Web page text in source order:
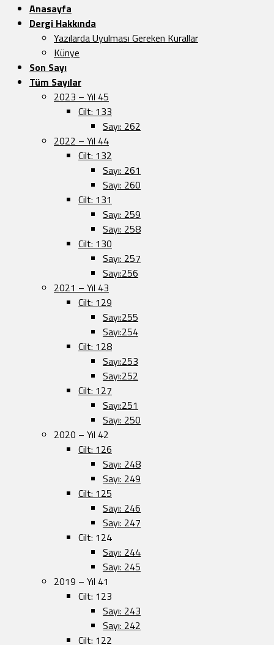
Anasayfa
Dergi Hakkında
Yazılarda Uyulması Gereken Kurallar
Künye
Son Sayı
Tüm Sayılar
2023 – Yıl 45
Cilt: 133
Sayı: 262
2022 – Yıl 44
Cilt: 132
Sayı: 261
Sayı: 260
Cilt: 131
Sayı: 259
Sayı: 258
Cilt: 130
Sayı: 257
Sayı:256
2021 – Yıl 43
Cilt: 129
Sayı:255
Sayı:254
Cilt: 128
Sayı:253
Sayı:252
Cilt: 127
Sayı:251
Sayı: 250
2020 – Yıl 42
Cilt: 126
Sayı: 248
Sayı: 249
Cilt: 125
Sayı: 246
Sayı: 247
Cilt: 124
Sayı: 244
Sayı: 245
2019 – Yıl 41
Cilt: 123
Sayı: 243
Sayı: 242
Cilt: 122